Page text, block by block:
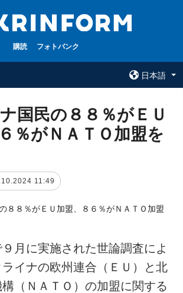
購読 フォトバンク
日本語
ク
ウクルインフォ
国民の８８％がＥＵ
％がＮＡＴＯ加盟を
11:49
月に実施された世論調査によ
ライナの欧州連合（ＥＵ）と北
（ＮＡＴＯ）の加盟に関する